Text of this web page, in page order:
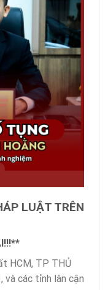
LUẬT TRÊN
HCM, TP THỦ
và các tỉnh lân cận